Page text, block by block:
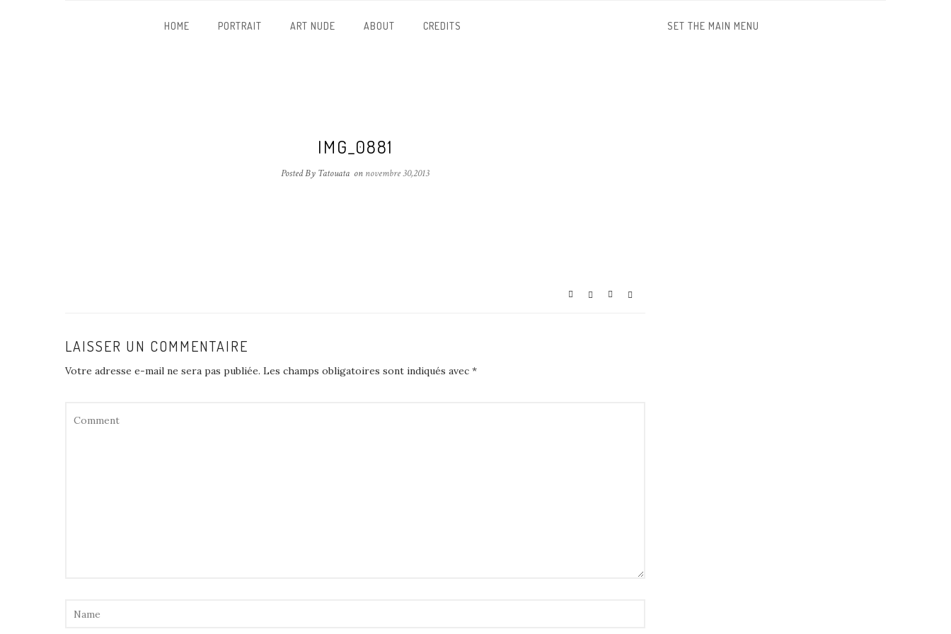
HOME PORTRAIT ART NUDE ABOUT CREDITS SET THE MAIN MENU
IMG_0881
Posted By Tatouata on novembre 30,2013
LAISSER UN COMMENTAIRE
Votre adresse e-mail ne sera pas publiée. Les champs obligatoires sont indiqués avec *